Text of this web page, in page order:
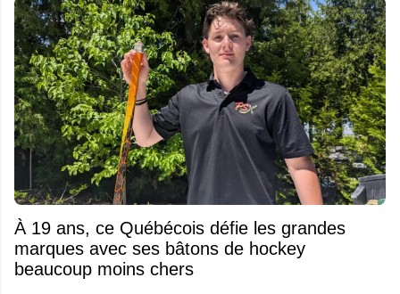
À 19 ans, ce Québécois défie les grandes
marques avec ses bâtons de hockey
beaucoup moins chers